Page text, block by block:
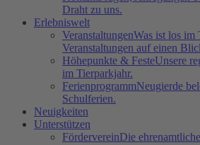
Draht zu uns.
Erlebniswelt
VeranstaltungenWas ist los im
Veranstaltungen auf einen
Höhepunkte & FesteUnsere
im Tierparkjahr.
FerienprogrammNeugierde
Schulferien.
Neuigkeiten
Unterstützen
FördervereinDie